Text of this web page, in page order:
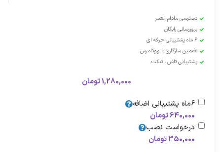
دسترسی مادام العمر
بروزرسانی رایگان
6 ماه پشتیبانی حرفه ای
تضمین سازگاری با ووکامرس
پشتیبانی تلفن ، تیکت
1,280,000تومان
6ماه پشتیبانی اضافه
640,000تومان
درخواست نصب
350,000تومان